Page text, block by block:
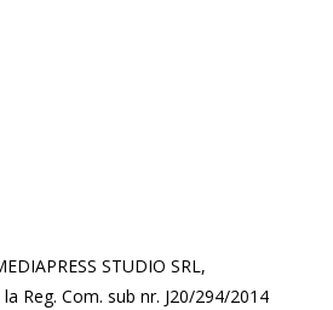
STUDIO SRL,
Reg. Com. sub nr. J20/294/2014